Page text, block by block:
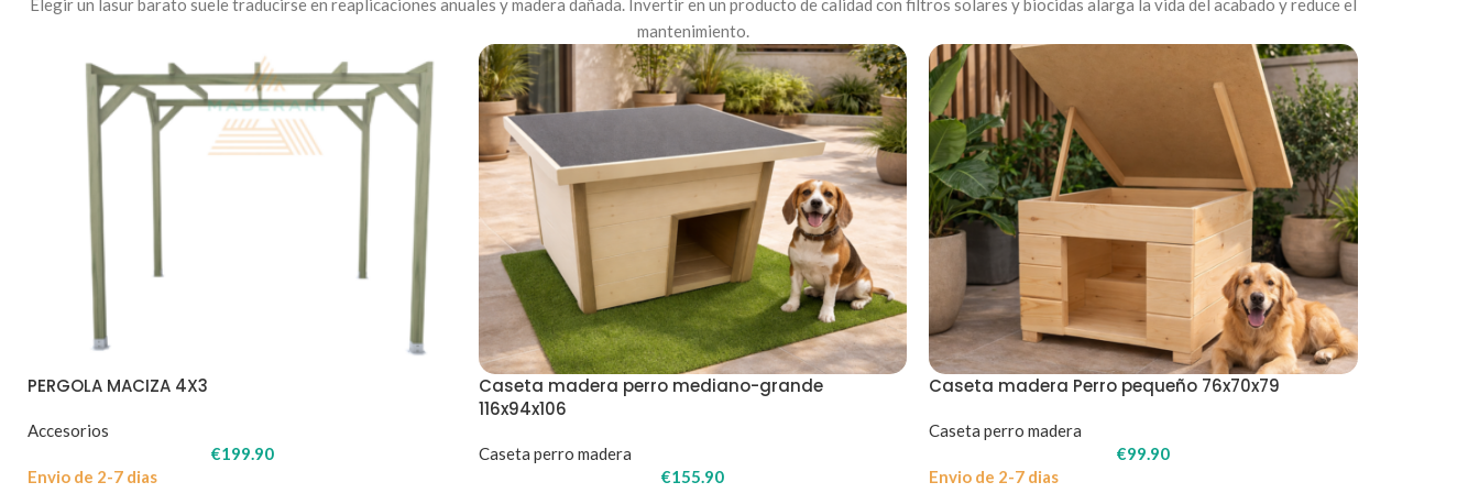
mantenimiento.
PERGOLA MACIZA 4X3
Accesorios
€199.90
Envio de 2-7 dias
Caseta madera perro mediano-grande
116x94x106
Caseta perro madera
€155.90
Caseta madera Perro pequeño 76x70x79
Caseta perro madera
€99.90
Envio de 2-7 dias